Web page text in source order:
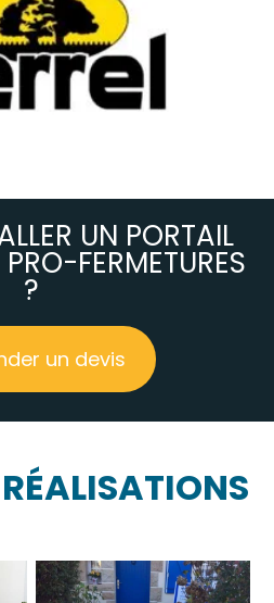
UN PORTAIL
FERMETURES
?
un devis